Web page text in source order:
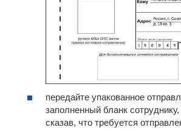
передайте упакованное
заполненный бланк
сказав, что требуется